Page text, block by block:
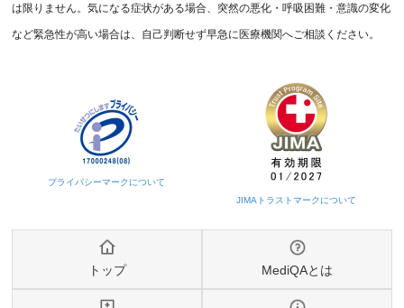
は限りません。気になる症状がある場合、突然の悪化・呼吸困難・意識の変化
など緊急性が高い場合は、自己判断せず早急に医療機関へご相談ください。
トップ MediQAとは